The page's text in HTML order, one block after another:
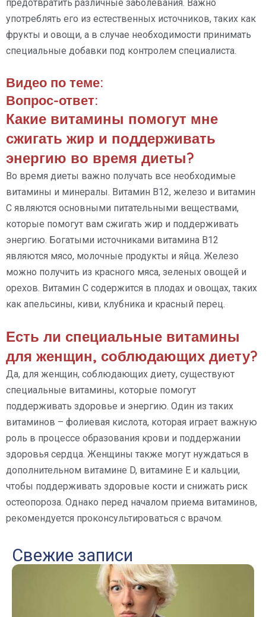
предотвратить различные заболевания. Важно
употреблять его из естественных источников, таких как
фрукты и овощи, а в случае необходимости принимать
специальные добавки под контролем специалиста.
Видео по теме:
Вопрос-ответ:
Какие витамины помогут мне
сжигать жир и поддерживать
энергию во время диеты?
Во время диеты важно получать все необходимые
витамины и минералы. Витамин B12, железо и витамин
C являются основными питательными веществами,
которые помогут вам сжигать жир и поддерживать
энергию. Богатыми источниками витамина B12
являются мясо, молочные продукты и яйца. Железо
можно получить из красного мяса, зеленых овощей и
орехов. Витамин C содержится в плодах и овощах, таких
как апельсины, киви, клубника и красный перец.
Есть ли специальные витамины
для женщин, соблюдающих диету?
Да, для женщин, соблюдающих диету, существуют
специальные витамины, которые помогут
поддерживать здоровье и энергию. Один из таких
витаминов – фолиевая кислота, которая играет важную
роль в процессе образования крови и поддержании
здоровья сердца. Женщины также могут нуждаться в
дополнительном витамине D, витамине E и кальции,
чтобы поддерживать здоровые кости и снижать риск
остеопороза. Однако перед началом приема витаминов,
рекомендуется проконсультироваться с врачом.
Свежие записи